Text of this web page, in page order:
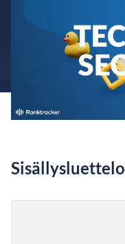
Sisällysluettelo